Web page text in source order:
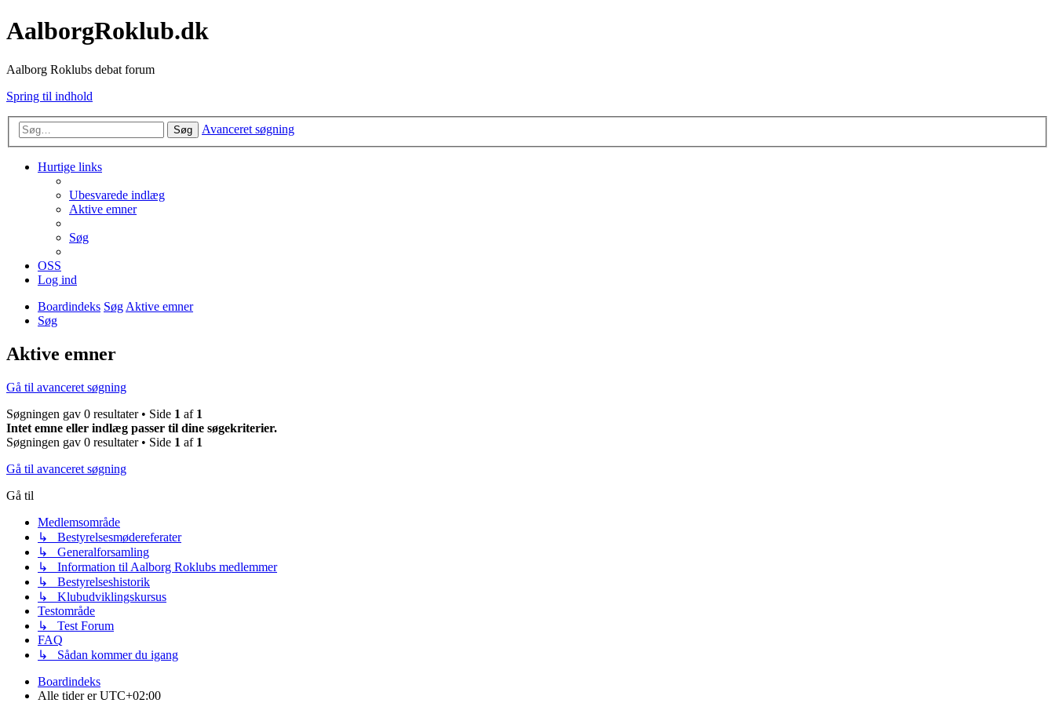
AalborgRoklub.dk
Aalborg Roklubs debat forum
Spring til indhold
Søg Avanceret søgning
Hurtige links
Ubesvarede indlæg
Aktive emner
Søg
OSS
Log ind
Boardindeks SøgAktive emner
Søg
Aktive emner
Gå til avanceret søgning
Søgningen gav 0 resultater • Side 1 af 1
Intet emne eller indlæg passer til dine søgekriterier.
Søgningen gav 0 resultater • Side 1 af 1
Gå til avanceret søgning
Gå til
Medlemsområde
↳ Bestyrelsesmødereferater
↳ Generalforsamling
↳ Information til Aalborg Roklubs medlemmer
↳ Bestyrelseshistorik
↳ Klubudviklingskursus
Testområde
↳ Test Forum
FAQ
↳ Sådan kommer du igang
Boardindeks
Alle tider erUTC+02:00